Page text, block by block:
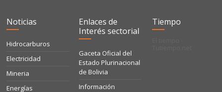
Noticias
Hidrocarburos
Electricidad
Mineria
Energías
Enlaces de
Interés sectorial
Gaceta Oficial del
Estado Plurinacional
de Bolivia
Información
Tiempo